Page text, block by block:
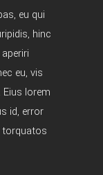
eu qui
hinc
eu, vis
lorem
id, error
torquatos